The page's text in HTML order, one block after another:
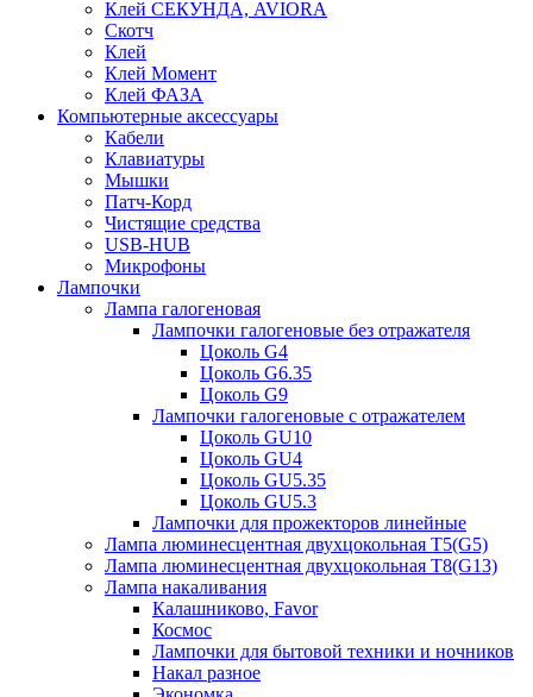
Клей СЕКУНДА, AVIORA
Скотч
Клей
Клей Момент
Клей ФАЗА
Компьютерные аксессуары
Кабели
Клавиатуры
Мышки
Патч-Корд
Чистящие средства
USB-HUB
Микрофоны
Лампочки
Лампа галогеновая
Лампочки галогеновые без отражателя
Цоколь G4
Цоколь G6.35
Цоколь G9
Лампочки галогеновые с отражателем
Цоколь GU10
Цоколь GU4
Цоколь GU5.35
Цоколь GU5.3
Лампочки для прожекторов линейные
Лампа люминесцентная двухцокольная Т5(G5)
Лампа люминесцентная двухцокольная Т8(G13)
Лампа накаливания
Калашниково, Favor
Космос
Лампочки для бытовой техники и ночников
Накал разное